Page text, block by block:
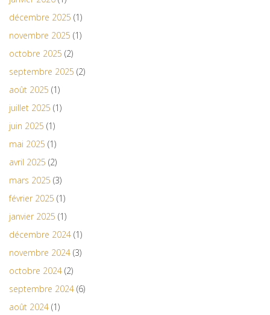
décembre 2025 (1)
novembre 2025 (1)
octobre 2025 (2)
septembre 2025 (2)
août 2025 (1)
juillet 2025 (1)
juin 2025 (1)
mai 2025 (1)
avril 2025 (2)
mars 2025 (3)
février 2025 (1)
janvier 2025 (1)
décembre 2024 (1)
novembre 2024 (3)
octobre 2024 (2)
septembre 2024 (6)
août 2024 (1)